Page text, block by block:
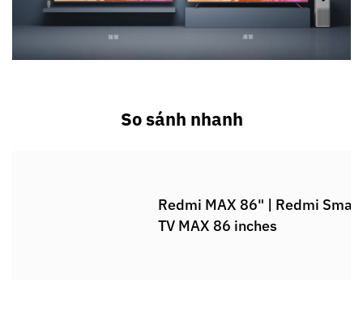
So sánh nhanh
Redmi MAX 86" | Redmi Smart
TV MAX 86 inches